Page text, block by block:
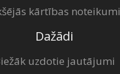
kārtības noteikumi
Dažādi
uzdotie jautājumi